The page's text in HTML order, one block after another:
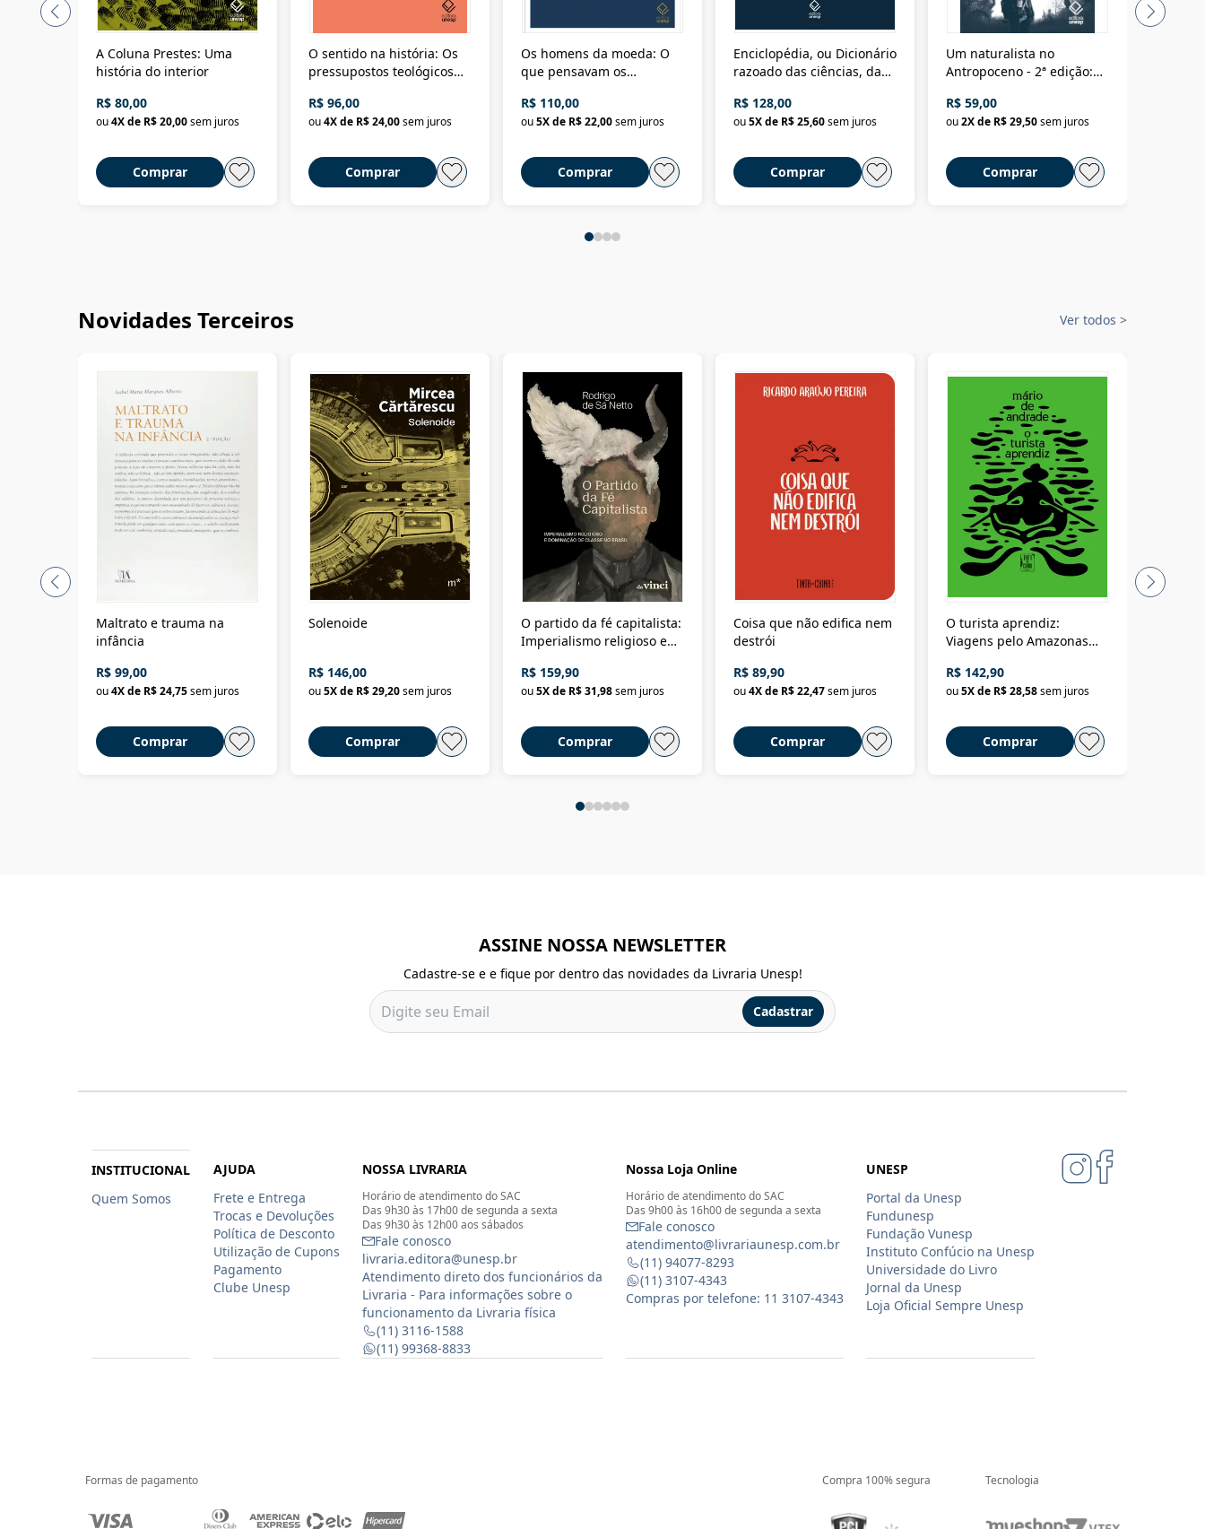
A Coluna Prestes: Uma
história do interior
R$ 80,00
ou4X de R$ 20,00sem juros
Comprar
O sentido na história: Os
pressupostos teológicos
R$ 96,00
ou4X de R$ 24,00sem juros
Comprar
Os homens da moeda: O
que pensavam os
Nova República (1985-
2018)
R$ 110,00
ou5X de R$ 22,00sem juros
Comprar
Enciclopédia, ou Dicionário
razoado das ciências, das
Civilização material
R$ 128,00
ou5X de R$ 25,60sem juros
Comprar
Um naturalista no
Antropoceno - 2ª edição:
selvagem
R$ 59,00
ou2X de R$ 29,50sem juros
Comprar
Novidades Terceiros Ver todos >
Maltrato e trauma na
infância
R$ 99,00
ou4X de R$ 24,75sem juros
Comprar
Solenoide
R$ 146,00
ou5X de R$ 29,20sem juros
Comprar
O partido da fé capitalista:
Imperialismo religioso e
Brasil
R$ 159,90
ou5X de R$ 31,98sem juros
Comprar
Coisa que não edifica nem
destrói
R$ 89,90
ou4X de R$ 22,47sem juros
Comprar
O turista aprendiz:
Viagens pelo Amazonas
até a Bolívia e por Marajó
até dizer chega
R$ 142,90
ou5X de R$ 28,58sem juros
Comprar
ASSINE NOSSA NEWSLETTER
Cadastre-se e e fique por dentro das novidades da Livraria Unesp!
Cadastrar
INSTITUCIONAL
Quem Somos
AJUDA
Frete e Entrega
Trocas e Devoluções
Política de Desconto
Utilização de Cupons
Pagamento
Clube Unesp
NOSSA LIVRARIA
Horário de atendimento do SAC
Das 9h30 às 17h00 de segunda a sexta
Das 9h30 às 12h00 aos sábados
Fale conosco
livraria.editora@unesp.br
Atendimento direto dos funcionários da
Livraria - Para informações sobre o
funcionamento da Livraria física
(11) 3116-1588
(11) 99368-8833
Nossa Loja Online
Horário de atendimento do SAC
Das 9h00 às 16h00 de segunda a sexta
Fale conosco
atendimento@livrariaunesp.com.br
(11) 94077-8293
(11) 3107-4343
Compras por telefone: 11 3107-4343
UNESP
Portal da Unesp
Fundunesp
Fundação Vunesp
Instituto Confúcio na Unesp
Universidade do Livro
Jornal da Unesp
Loja Oficial Sempre Unesp
Formas de pagamento Compra 100% segura Tecnologia